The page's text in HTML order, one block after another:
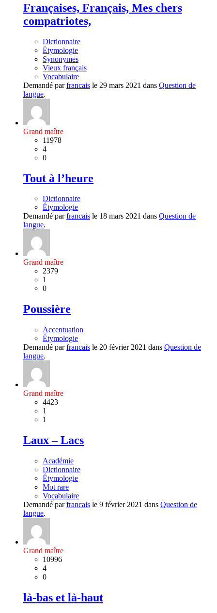
Françaises, Français, Mes chers
compatriotes,
Dictionnaire
Étymologie
Synonymes
Vieux français
Vocabulaire
Demandé parfrancais le 29 mars 2021 dans Question de
langue.
Grand maître
11978
4
0
Tout à l’heure
Dictionnaire
Étymologie
Demandé parfrancais le 18 mars 2021 dans Question de
langue.
Grand maître
2379
1
0
Poussière
Accentuation
Étymologie
Demandé parfrancais le 20 février 2021 dans Question de
langue.
Grand maître
4423
1
1
Laux – Lacs
Académie
Dictionnaire
Étymologie
Mot rare
Vocabulaire
Demandé parfrancais le 9 février 2021 dans Question de
langue.
Grand maître
10996
4
0
là-bas et là-haut